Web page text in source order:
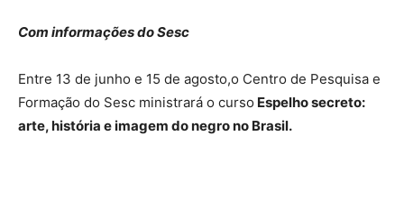
Com informações do Sesc
Entre 13 de junho e 15 de agosto,o Centro de Pesquisa e
Formação do Sesc ministrará o curso Espelho secreto:
arte, história e imagem do negro no Brasil.